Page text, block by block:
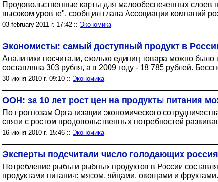
Продовольственные карты для малообеспеченных слоев
высоком уровне", сообщил глава Ассоциации компаний
03 february 2011 г. 17:42 :: Экономика
Экономисты: самый доступный продукт в
Аналитики посчитали, сколько единиц товара можно было
составляла 303 рубля, а в 2009 году - 18 785 рублей.
30 июня 2010 г. 09:10 :: Экономика
ООН: за 10 лет рост цен на продукты питания
По прогнозам Организации экономического
связи с ростом продовольственных потребностей
16 июня 2010 г. 15:46 :: Экономика
Эксперты подсчитали число голодающих
Потребление рыбы и рыбных продуктов в России
продуктами питания: мясом, яйцами, овощами и